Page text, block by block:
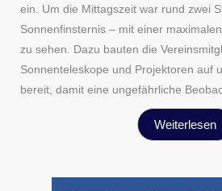
ein. Um die Mittagszeit war rund zwei
Sonnenfinsternis – mit einer
zu sehen. Dazu bauten die
Sonnenteleskope und Projektoren auf
bereit, damit eine ungefährliche
Weiterlesen